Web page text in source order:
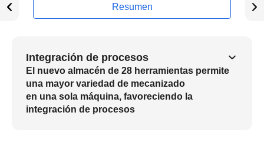
Resumen
Integración de procesos
El nuevo almacén de 28 herramientas permite
una mayor variedad de mecanizado
en una sola máquina, favoreciendo la
integración de procesos